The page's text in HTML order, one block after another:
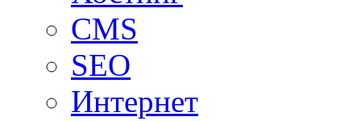
CMS
SEO
Интернет